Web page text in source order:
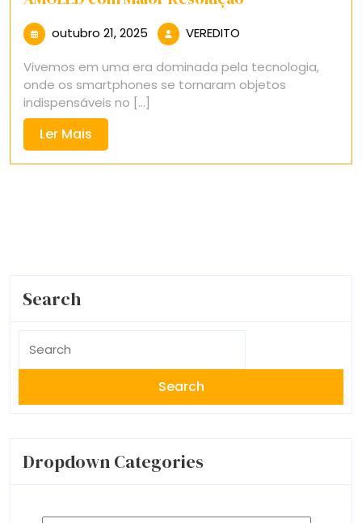
outubro 21, 2025 outubro
2025
VEREDITO
Vivemos em uma era dominada pela tecnologia,
onde os smartphones se tornaram objetos
indispensáveis no [...]
Ler Mais
Mais
Search
for:
Dropdown Categories